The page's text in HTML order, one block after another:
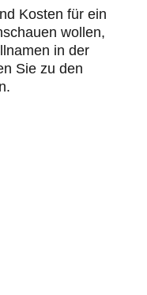
Kosten für ein
wollen,
in der
Sie zu den